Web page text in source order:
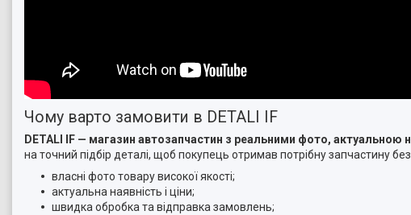
Чому варто замовити в DETALI IF
DETALI IF — магазин автозапчастин з реальними фото,
на точний підбір деталі, щоб покупець отримав потрібну запчастину
власні фото товару високої якості;
актуальна наявність і ціни;
швидка обробка та відправка замовлень;